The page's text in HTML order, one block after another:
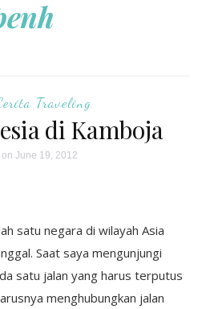
Traveling
di Kamboja
on June 19, 2012
satu negara di wilayah Asia
Saat saya mengunjungi
satu jalan yang harus terputus
menghubungkan jalan